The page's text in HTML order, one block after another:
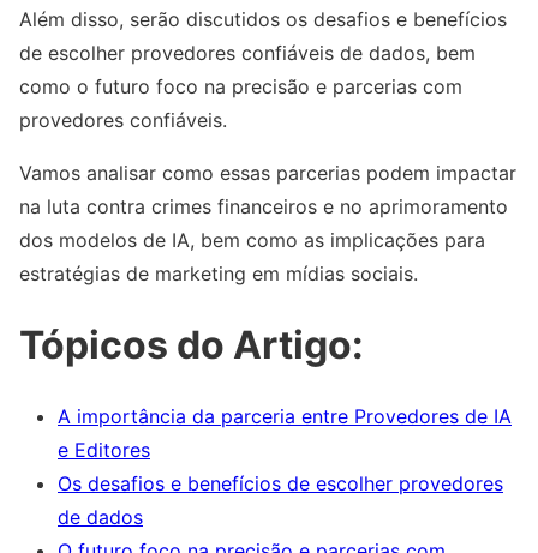
Além disso, serão discutidos os desafios e benefícios
de escolher provedores confiáveis ​​de dados, bem
como o futuro foco na precisão e parcerias com
provedores confiáveis.
Vamos analisar como essas parcerias podem impactar
na luta contra crimes financeiros e no aprimoramento
dos modelos de IA, bem como as implicações para
estratégias de marketing em mídias sociais.
Tópicos do Artigo:
A importância da parceria entre Provedores de IA
e Editores
Os desafios e benefícios de escolher provedores
de dados